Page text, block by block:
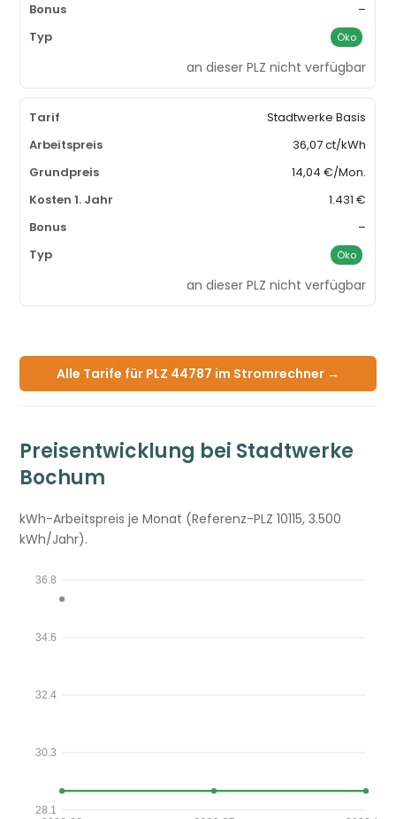
–
Öko
an dieser PLZ nicht verfügbar
Stadtwerke Basis
36,07 ct/kWh
14,04 €/Mon.
1.431 €
–
Öko
an dieser PLZ nicht verfügbar
Alle Tarife für PLZ 44787 im Stromrechner →
Preisentwicklung bei Stadtwerke
Bochum
kWh-Arbeitspreis je Monat (Referenz-PLZ 10115, 3.500
kWh/Jahr).